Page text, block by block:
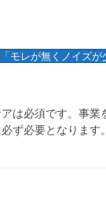
モレが無くノイズが
は必須です。事業
ず必要となります